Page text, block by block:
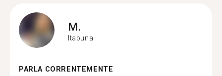
M.
Itabuna
PARLA CORRENTEMENTE